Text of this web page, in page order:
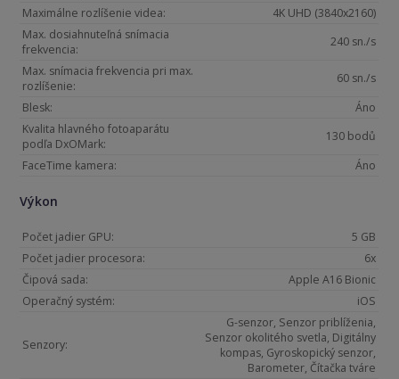
Maximálne rozlíšenie videa:
4K UHD (3840x2160)
Max. dosiahnuteľná snímacia
frekvencia:
240 sn./s
Max. snímacia frekvencia pri max.
rozlíšenie:
60 sn./s
Blesk:
Áno
Kvalita hlavného fotoaparátu
podľa DxOMark:
130 bodů
FaceTime kamera:
Áno
Výkon
Počet jadier GPU:
5 GB
Počet jadier procesora:
6x
Čipová sada:
Apple A16 Bionic
Operačný systém:
iOS
Senzory:
G-senzor, Senzor priblíženia,
Senzor okolitého svetla, Digitálny
kompas, Gyroskopický senzor,
Barometer, Čítačka tváre